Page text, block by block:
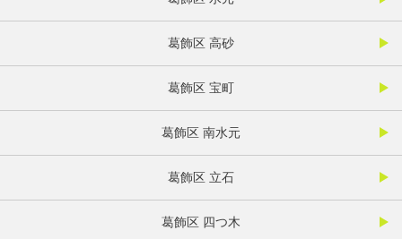
葛飾区 高砂
葛飾区 宝町
葛飾区 南水元
葛飾区 立石
葛飾区 四つ木